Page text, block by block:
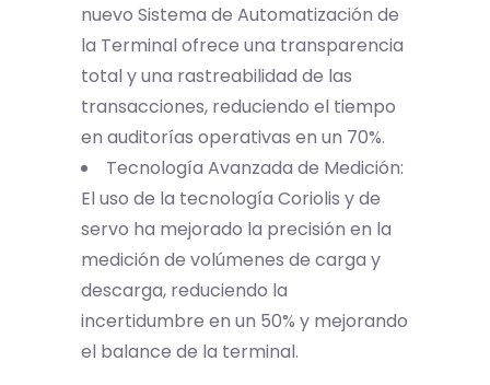
nuevo Sistema de Automatización de
la Terminal ofrece una transparencia
total y una rastreabilidad de las
transacciones, reduciendo el tiempo
en auditorías operativas en un 70%.
Tecnología Avanzada de Medición:
El uso de la tecnología Coriolis y de
servo ha mejorado la precisión en la
medición de volúmenes de carga y
descarga, reduciendo la
incertidumbre en un 50% y mejorando
el balance de la terminal.